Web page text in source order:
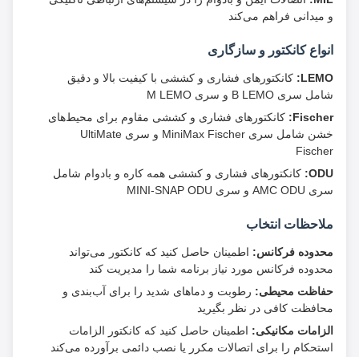
و میدانی فراهم می‌کند
انواع کانکتور و سازگاری
LEMO: کانکتورهای فشاری و کششی با کیفیت بالا و دقیق
شامل سری B LEMO و سری M LEMO
Fischer: کانکتورهای فشاری و کششی مقاوم برای محیط‌های
خشن شامل سری MiniMax Fischer و سری UltiMate
Fischer
کانکتورهای فشاری و کششی همه کاره و بادوام شامل
سری AMC ODU و سری MINI-SNAP ODU
ملاحظات انتخاب
محدوده فرکانس:اطمینان حاصل کنید که کانکتور می‌تواند
محدوده فرکانس مورد نیاز برنامه شما را مدیریت کند
حفاظت محیطی:رطوبت و دماهای شدید را برای آب‌بندی و
محافظت کافی در نظر بگیرید
الزامات مکانیکی:اطمینان حاصل کنید که کانکتور الزامات
استحکام را برای اتصالات مکرر یا نصب دائمی برآورده می‌کند